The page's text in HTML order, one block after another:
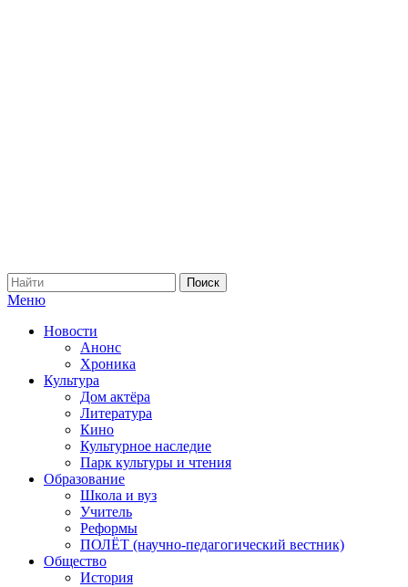
Меню
Новости
Анонс
Хроника
Культура
Дом актёра
Литература
Кино
Культурное наследие
Парк культуры и чтения
Образование
Школа и вуз
Учитель
Реформы
ПОЛЁТ (научно-педагогический вестник)
Общество
История